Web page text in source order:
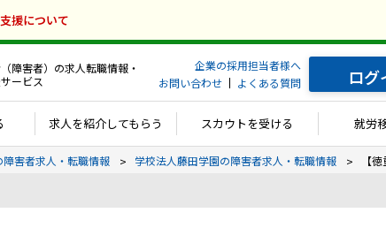
援について
障害者）の求人転職情報・
ービス
企業の採用担当者様へ
お問い合わせ
よくある質問 ログ
求人を紹介してもらう スカウトを受ける 就労
害者求人・転職情報 学校法人藤田学園の障害者求人・転職情報 【